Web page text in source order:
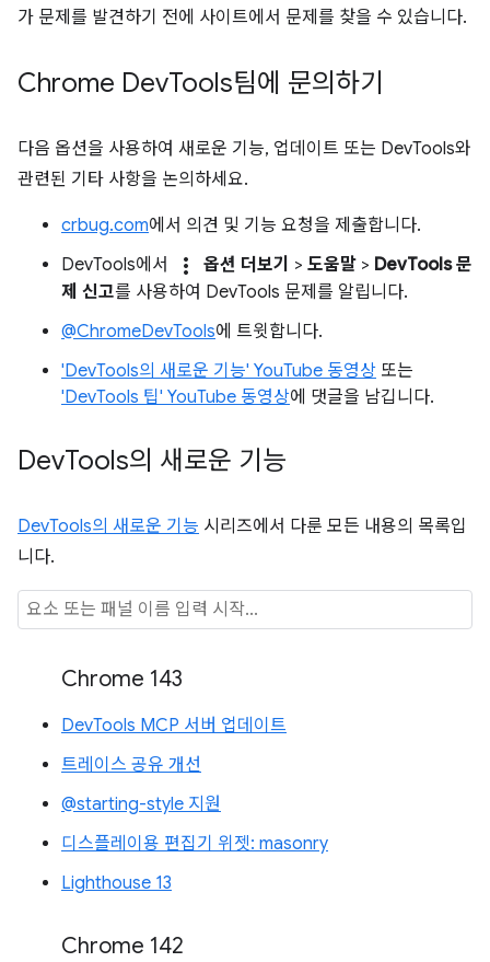
가 문제를 발견하기 전에 사이트에서 문제를 찾을 수 있습니다.
Chrome DevTools팀에 문의하기
다음 옵션을 사용하여 새로운 기능, 업데이트 또는 DevTools와
관련된 기타 사항을 논의하세요.
crbug.com에서 의견 및 기능 요청을 제출합니다.
DevTools에서
more_vert 옵션 더보기 > 도움말 > DevTools 문
제 신고를 사용하여 DevTools 문제를 알립니다.
@ChromeDevTools에 트윗합니다.
'DevTools의 새로운 기능' YouTube 동영상 또는
'DevTools 팁' YouTube 동영상에 댓글을 남깁니다.
DevTools의 새로운 기능
DevTools의 새로운 기능 시리즈에서 다룬 모든 내용의 목록입
니다.
Chrome 143
DevTools MCP 서버 업데이트
트레이스 공유 개선
@starting-style 지원
디스플레이용 편집기 위젯: masonry
Lighthouse 13
Chrome 142